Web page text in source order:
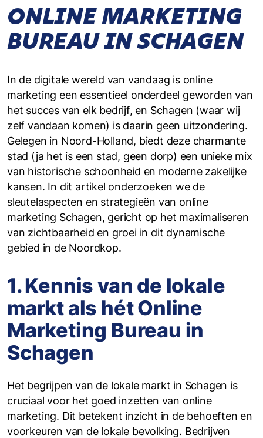
ONLINE MARKETING
BUREAU IN SCHAGEN
In de digitale wereld van vandaag is online
marketing een essentieel onderdeel geworden van
het succes van elk bedrijf, en Schagen (waar wij
zelf vandaan komen) is daarin geen uitzondering.
Gelegen in Noord-Holland, biedt deze charmante
stad (ja het is een stad, geen dorp) een unieke mix
van historische schoonheid en moderne zakelijke
kansen. In dit artikel onderzoeken we de
sleutelaspecten en strategieën van online
marketing Schagen, gericht op het maximaliseren
van zichtbaarheid en groei in dit dynamische
gebied in de Noordkop.
1. Kennis van de lokale
markt als hét Online
Marketing Bureau in
Schagen
Het begrijpen van de lokale markt in Schagen is
cruciaal voor het goed inzetten van online
marketing. Dit betekent inzicht in de behoeften en
voorkeuren van de lokale bevolking. Bedrijven